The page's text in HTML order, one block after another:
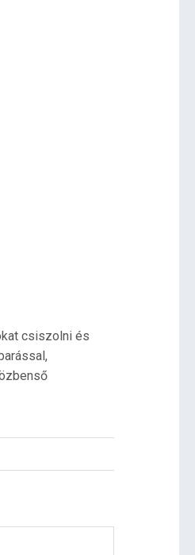
csiszolni és